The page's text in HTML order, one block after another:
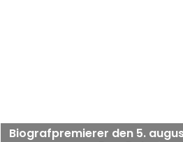
Biografpremierer den 5.